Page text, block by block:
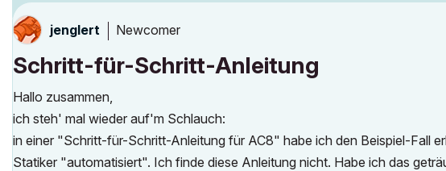
jenglert Newcomer
Schritt-für-Schritt-Anleitung
Hallo zusammen,
ich steh' mal wieder auf'm Schlauch:
in einer "Schritt-für-Schritt-Anleitung für AC8" habe ich den Beispiel-Fall
Statiker "automatisiert". Ich finde diese Anleitung nicht. Habe ich das